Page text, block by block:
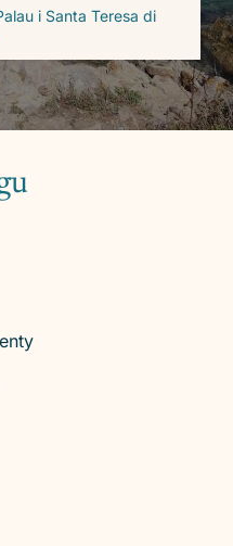
i Santa Teresa di